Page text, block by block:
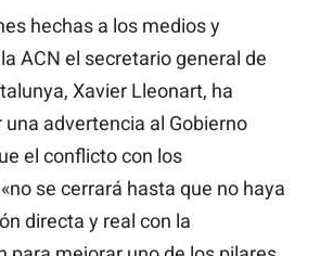
hechas a los medios y
ACN el secretario general de
Xavier Lleonart, ha
advertencia al Gobierno
el conflicto con los
se cerrará hasta que no haya
directa y real con la